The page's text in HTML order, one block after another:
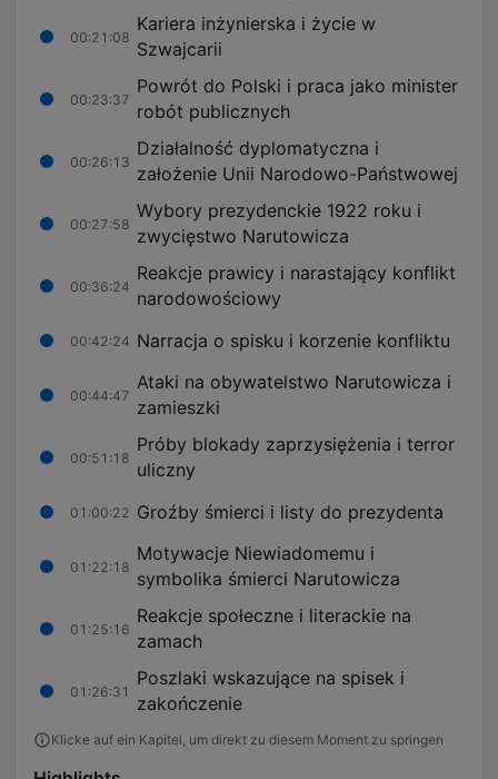
00:21:08
Kariera inżynierska i życie w
Szwajcarii
00:23:37
Powrót do Polski i praca jako minister
robót publicznych
00:26:13
Działalność dyplomatyczna i
założenie Unii Narodowo-Państwowej
00:27:58
Wybory prezydenckie 1922 roku i
zwycięstwo Narutowicza
00:36:24
Reakcje prawicy i narastający konflikt
narodowościowy
00:42:24 Narracja o spisku i korzenie konfliktu
00:44:47
Ataki na obywatelstwo Narutowicza i
zamieszki
00:51:18
Próby blokady zaprzysiężenia i terror
uliczny
01:00:22 Groźby śmierci i listy do prezydenta
01:22:18
Motywacje Niewiadomemu i
symbolika śmierci Narutowicza
01:25:16
Reakcje społeczne i literackie na
zamach
01:26:31
Poszlaki wskazujące na spisek i
zakończenie
Klicke auf ein Kapitel, um direkt zu diesem Moment zu springen